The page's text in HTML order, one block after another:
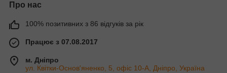
Про нас
100% позитивних з 86 відгуків за рік
Працює з 07.08.2017
м. Дніпро
ул. Квітки-Основ'яненко, 5, офіс 10-А, Дніпро, Україна